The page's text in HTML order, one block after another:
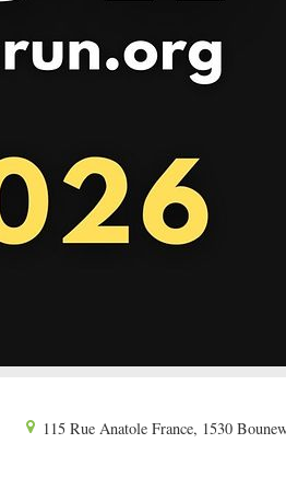
115 Rue Anatole France, 1530